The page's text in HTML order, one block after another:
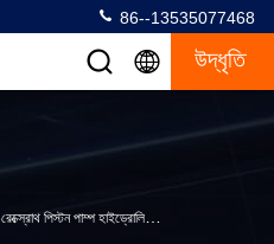
86--13535077468
উদ্ধৃতি
রেক্স্রোথ পিস্টন পাম্প হাইড্রোলিক রিপেয়ার পার্টস A7VO 28/55/80/107/160/200/250/355/500